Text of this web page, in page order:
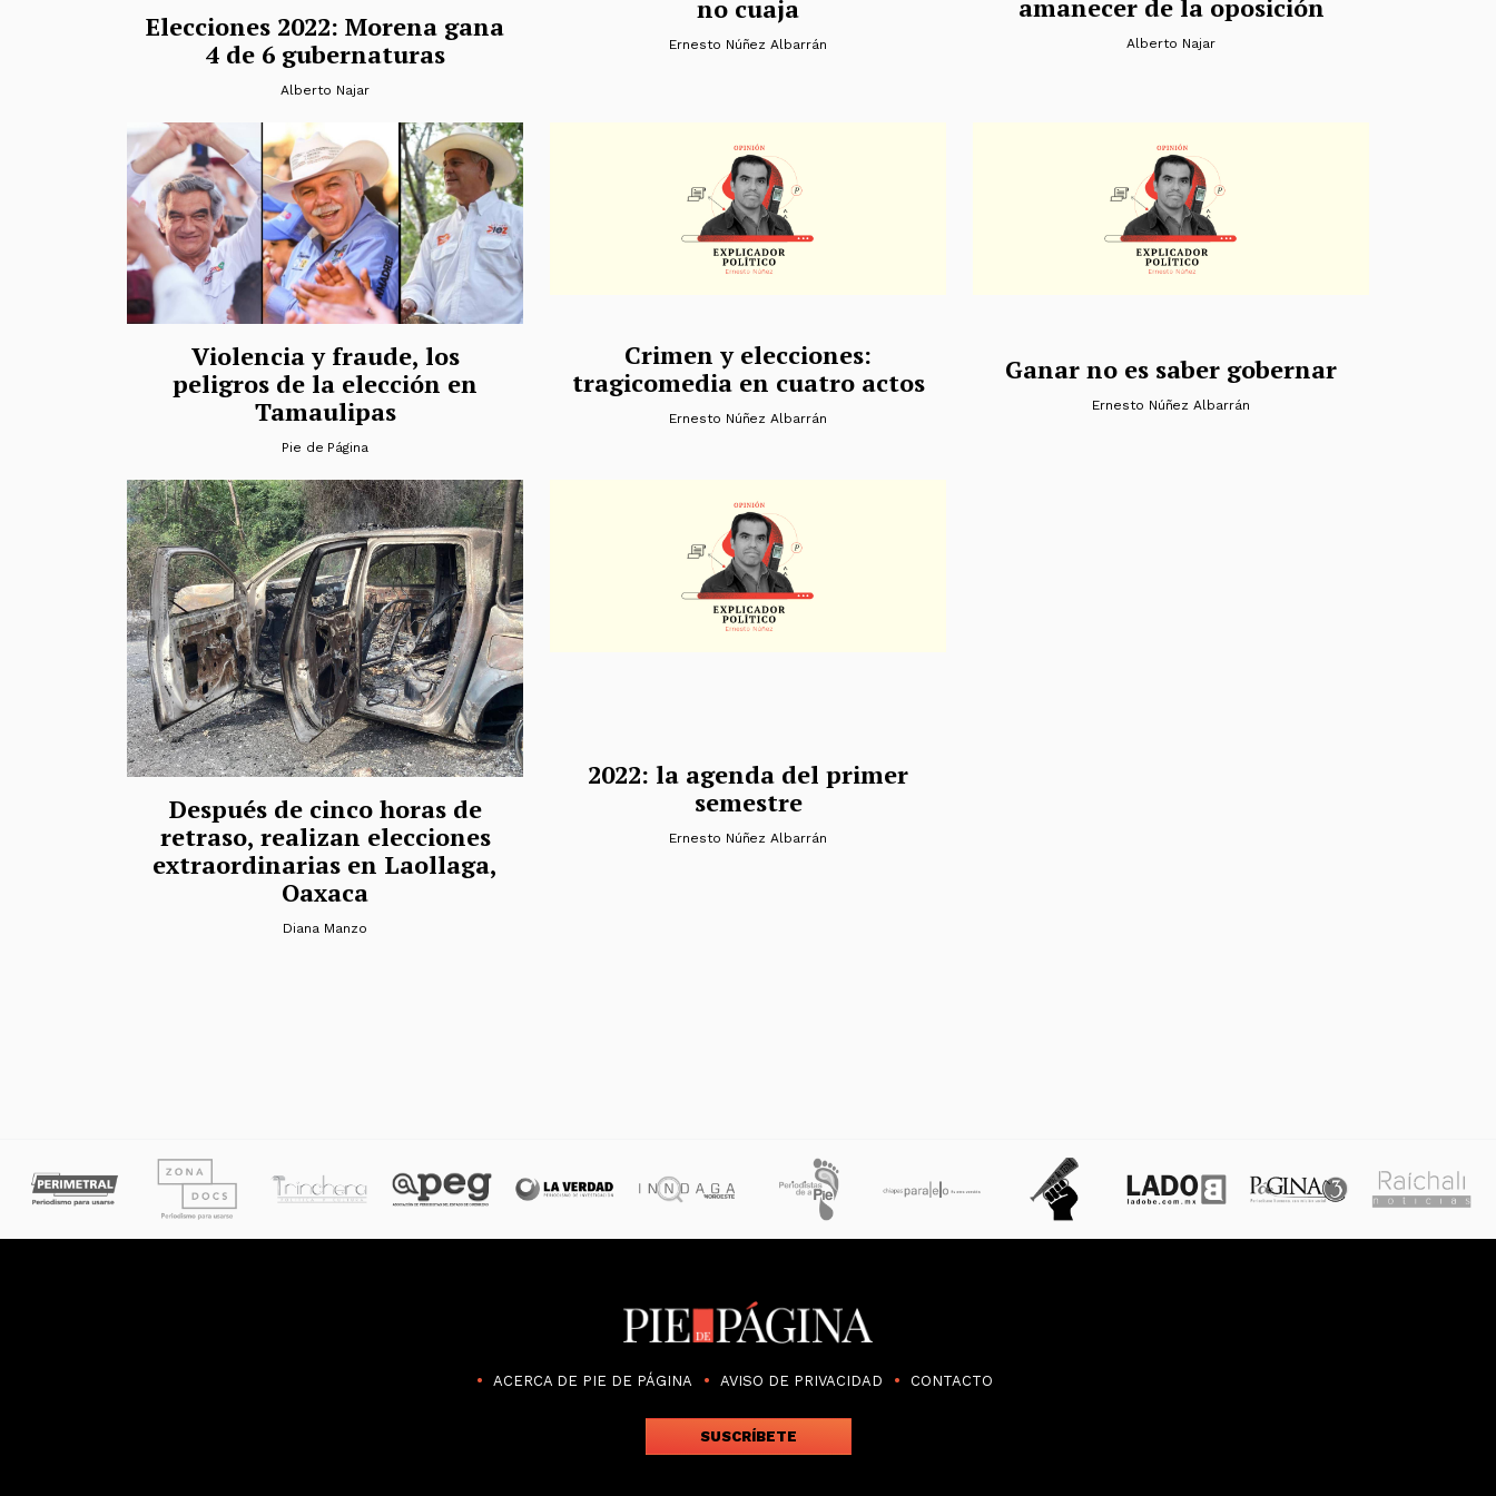
Elecciones 2022: Morena gana
4 de 6 gubernaturas
Alberto Najar
no cuaja
Ernesto Núñez Albarrán
amanecer de la oposición
Alberto Najar
Violencia y fraude, los
peligros de la elección en
Tamaulipas
Pie de Página
Crimen y elecciones:
tragicomedia en cuatro actos
Ernesto Núñez Albarrán
Ganar no es saber gobernar
Ernesto Núñez Albarrán
Después de cinco horas de
retraso, realizan elecciones
extraordinarias en Laollaga,
Oaxaca
Diana Manzo
2022: la agenda del primer
semestre
Ernesto Núñez Albarrán
ACERCA DE PIE DE PÁGINA AVISO DE PRIVACIDAD CONTACTO
SUSCRÍBETE